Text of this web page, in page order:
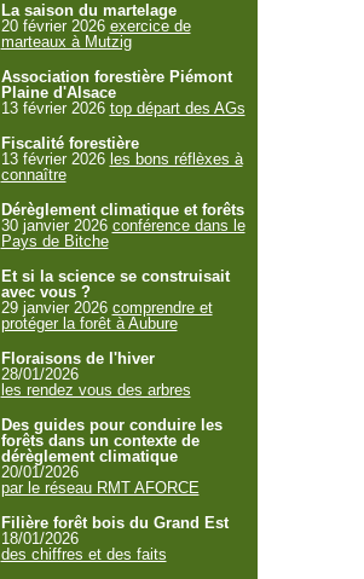
La saison du martelage
20 février 2026 exercice de
marteaux à Mutzig
Association forestière Piémont
Plaine d'Alsace
13 février 2026 top départ des AGs
Fiscalité forestière
13 février 2026 les bons réflèxes à
connaître
Dérèglement climatique et forêts
30 janvier 2026 conférence dans le
Pays de Bitche
Et si la science se construisait
avec vous ?
29 janvier 2026 comprendre et
protéger la forêt à Aubure
Floraisons de l'hiver
28/01/2026
les rendez vous des arbres
Des guides pour conduire les
forêts dans un contexte de
dérèglement climatique
20/01/2026
par le réseau RMT AFORCE
Filière forêt bois du Grand Est
18/01/2026
des chiffres et des faits